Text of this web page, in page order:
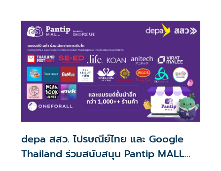
depa สสว. ไปรษณีย์ไทย และ Google
Thailand ร่วมสนับสนุน Pantip MALL